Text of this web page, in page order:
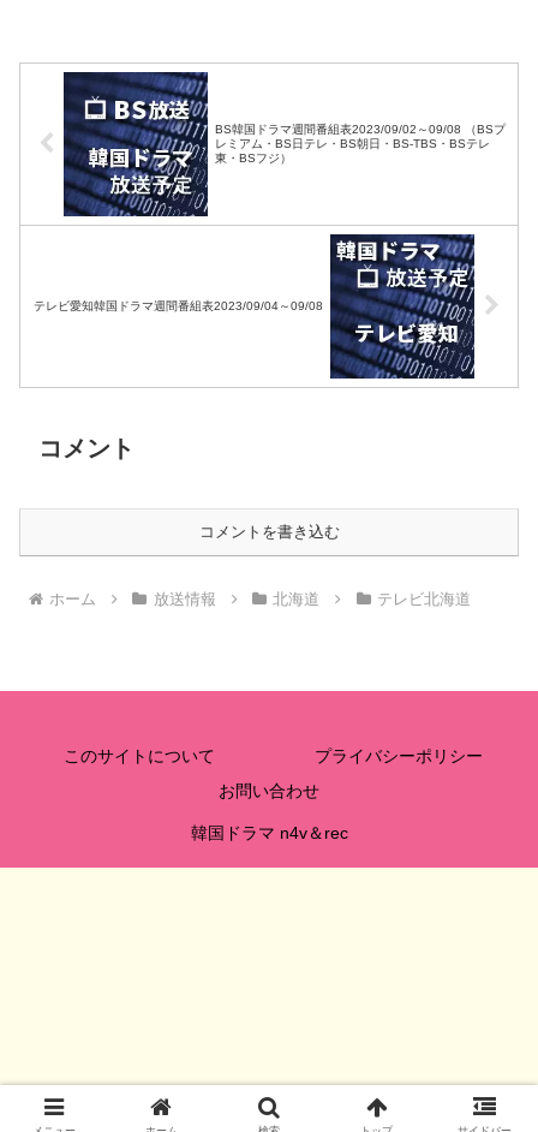
BS韓国ドラマ週間番組表2023/09/02～09/08 （BSプ
レミアム・BS日テレ・BS朝日・BS-TBS・BSテレ
東・BSフジ）
テレビ愛知韓国ドラマ週間番組表2023/09/04～09/08
コメント
コメントを書き込む
ホーム 放送情報 北海道 テレビ北海道
このサイトについて
プライバシーポリシー
お問い合わせ
韓国ドラマ n4v＆rec